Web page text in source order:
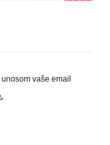
vaše email